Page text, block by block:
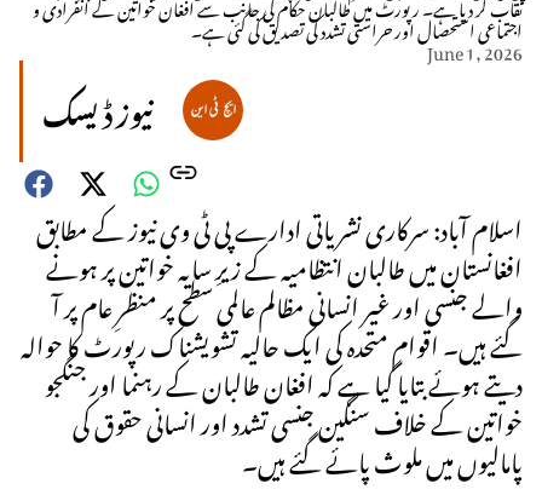
اجتماعی استحصال اور حراستی تشدد کی تصدیق کی گئی ہے۔
June 1, 2026
نیوز ڈیسک
اسلام آباد: سرکاری نشریاتی ادارے پی ٹی وی نیوز کے مطابق
افغانستان میں طالبان انتظامیہ کے زیرِ سایہ خواتین پر ہونے
والے جنسی اور غیر انسانی مظالم عالمی سطح پر منظرِ عام پر آ
گئے ہیں۔ اقوامِ متحدہ کی ایک حالیہ تشویشناک رپورٹ کا حوالہ
دیتے ہوئے بتایا گیا ہے کہ افغان طالبان کے رہنما اور جنگجو
خواتین کے خلاف سنگین جنسی تشدد اور انسانی حقوق کی
پامالیوں میں ملوث پائے گئے ہیں۔